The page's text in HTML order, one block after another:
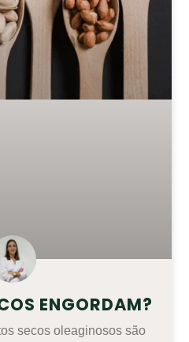
ENGORDAM?
secos oleaginosos são